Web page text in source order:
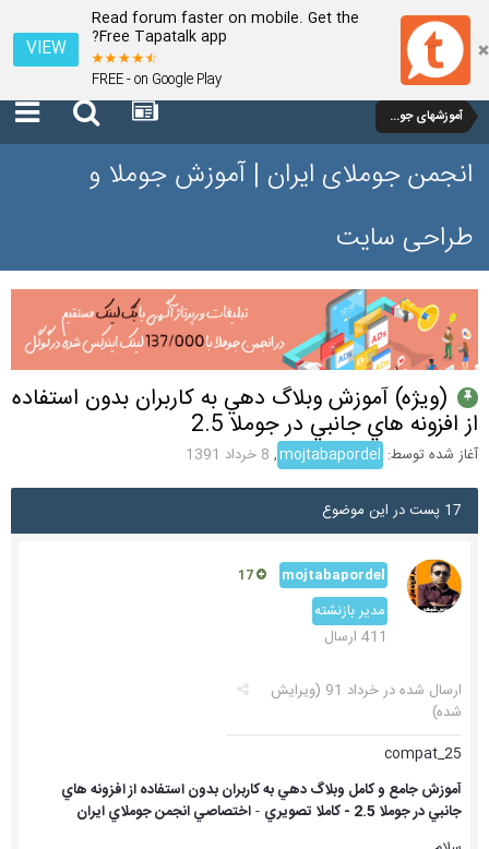
Read forum faster on mobile. Get the
Free Tapatalk app?
FREE - on Google Play
VIEW
آموزشهای جوملا 1.7 و 2.5
انجمن جوملای ایران | آموزش جوملا و
طراحی سایت
(ويژه) آموزش وبلاگ دهي به كاربران بدون استفاده
از افزونه هاي جانبي در جوملا 2.5
آغاز شده توسط: mojtabapordel
, 8 خرداد 1391
17 پست در این موضوع
mojtabapordel
مدیر بازنشته
411 ارسال
ارسال شده درخرداد 91
(ویرایش
شده)
compat_25
آموزش جامع و كامل وبلاگ دهي به كاربران بدون استفاده از افزونه هاي
جانبي در جوملا 2.5 - كاملا تصويري
-اختصاصي انجمن جوملاي ايران